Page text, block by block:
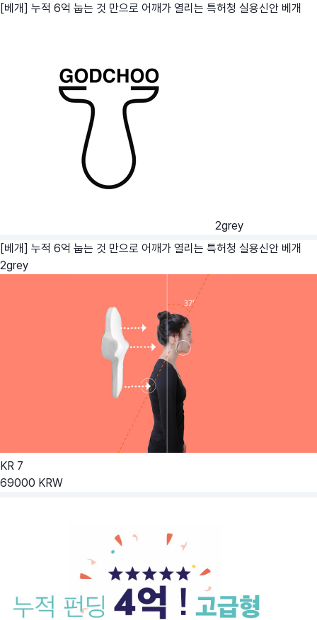
[베개] 누적 6억 눕는 것 만으로 어깨가 열리는 특허청 실용신안 베개
2grey
[베개] 누적 6억 눕는 것 만으로 어깨가 열리는 특허청 실용신안 베개
2grey
KR 7
69000 KRW